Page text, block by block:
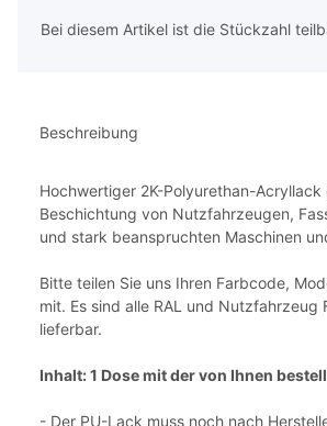
Bei diesem Artikel ist die Stückzahl
Beschreibung
Hochwertiger 2K-Polyurethan-
Beschichtung von Nutzfahrzeugen,
und stark beanspruchten Maschinen
Bitte teilen Sie uns Ihren Farbcode,
mit. Es sind alle RAL und Nutzfahrzeug
lieferbar.
Inhalt: 1 Dose mit der von Ihnen
- Der PU-Lack muss noch nach